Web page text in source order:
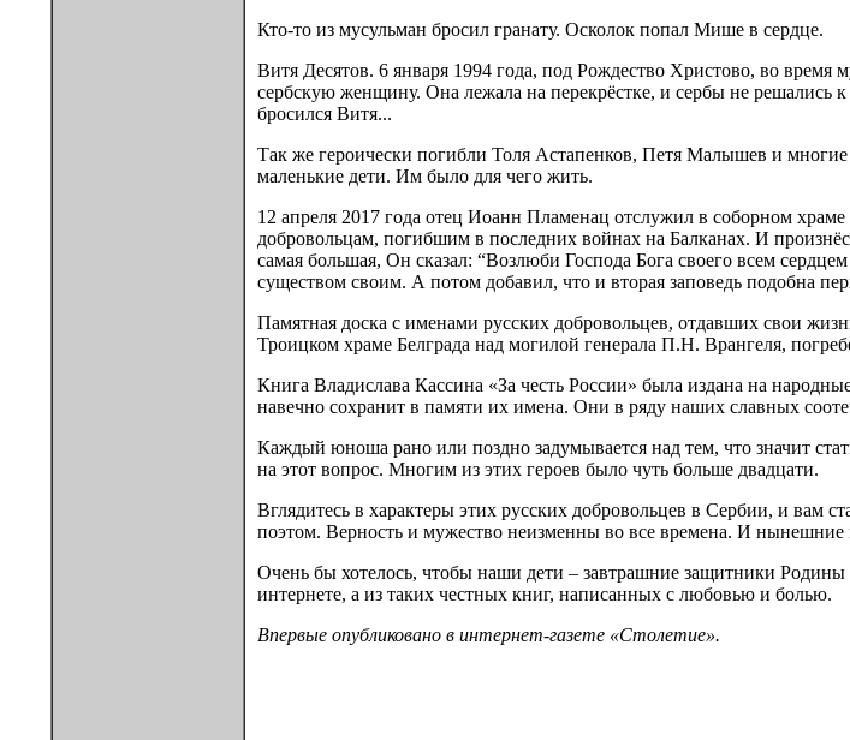
Кто-то из мусульман бросил гранату. Осколок попал Мише в сердце.
Витя Десятов. 6 января 1994 года, под Рождество Христово, во время
сербскую женщину. Она лежала на перекрёстке, и сербы не решались
бросился Витя...
Так же героически погибли Толя Астапенков, Петя Малышев и
маленькие дети. Им было для чего жить.
12 апреля 2017 года отец Иоанн Пламенац отслужил в соборном
добровольцам, погибшим в последних войнах на Балканах. И
самая большая, Он сказал: “Возлюби Господа Бога своего всем
существом своим. А потом добавил, что и вторая заповедь подобна
Памятная доска с именами русских добровольцев, отдавших свои
Троицком храме Белграда над могилой генерала П.Н. Врангеля,
Книга Владислава Кассина «За честь России» была издана на
навечно сохранит в памяти их имена. Они в ряду наших славных
Каждый юноша рано или поздно задумывается над тем, что значит
на этот вопрос. Многим из этих героев было чуть больше двадцати.
Вглядитесь в характеры этих русских добровольцев в Сербии, и
поэтом. Верность и мужество неизменны во все времена. И нынешние
Очень бы хотелось, чтобы наши дети – завтрашние защитники
интернете, а из таких честных книг, написанных с любовью и болью.
Впервые опубликовано в интернет-газете «Столетие».